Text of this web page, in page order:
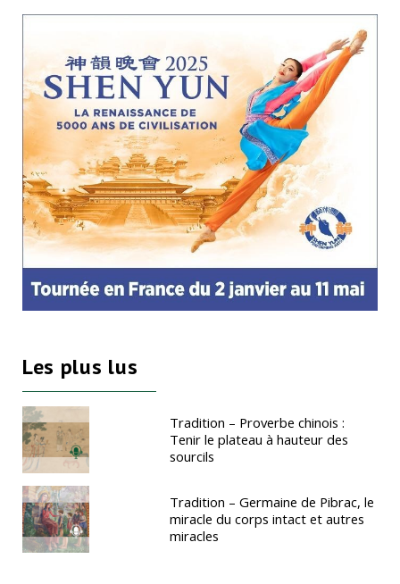
Les plus lus
Tradition – Proverbe chinois :
Tenir le plateau à hauteur des
sourcils
Tradition – Germaine de Pibrac, le
miracle du corps intact et autres
miracles